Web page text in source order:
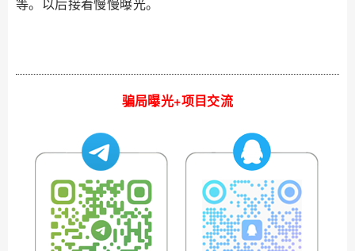
骗局曝光+项目交流